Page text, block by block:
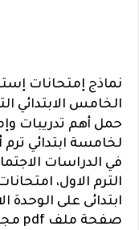
نماذج إمتحانات
الخامس الابتدائي
حمل أهم تدريبات
لخامسة ابتدائي ترم
في الدراسات
الترم الاول،
ابتدائى على الوحدة
صفحة ملف pdf مجانى تحميل مباشر